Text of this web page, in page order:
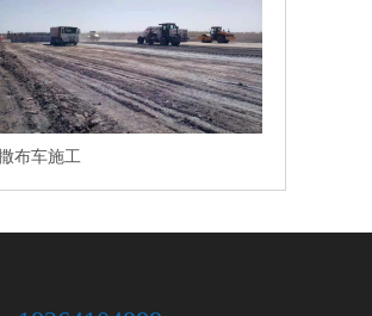
布车施工